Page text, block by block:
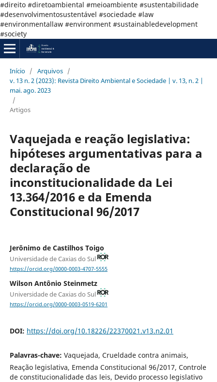
#direito #diretoambiental #meioambiente #sustentabilidade
#desenvolvimentosustentável #sociedade #law
#environmentallaw #environment #sustainabledevelopment
#society
Início / Arquivos /
v. 13 n. 2 (2023): Revista Direito Ambiental e Sociedade | v. 13, n. 2 |
mai. ago. 2023
/
Artigos
Vaquejada e reação legislativa:
hipóteses argumentativas para a
declaração de
inconstitucionalidade da Lei
13.364/2016 e da Emenda
Constitucional 96/2017
Jerônimo de Castilhos Toigo
Universidade de Caxias do Sul
https://orcid.org/0000-0003-4707-5555
Wilson Antônio Steinmetz
Universidade de Caxias do Sul
https://orcid.org/0000-0003-0519-6201
DOI: https://doi.org/10.18226/22370021.v13.n2.01
Palavras-chave: Vaquejada, Crueldade contra animais,
Reação legislativa, Emenda Constitucional 96/2017, Controle
de constitucionalidade das leis, Devido processo legislativo